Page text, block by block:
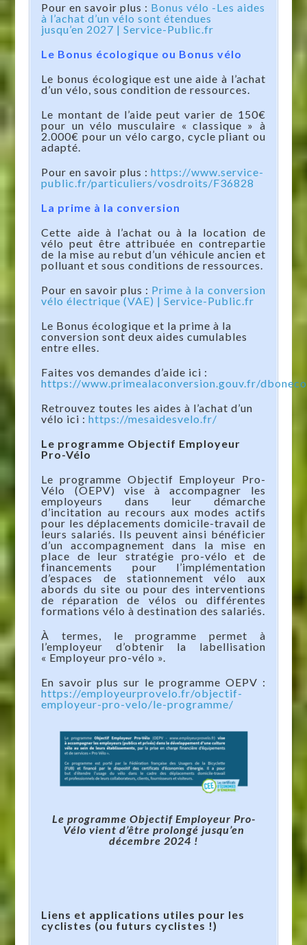
Pour en savoir plus : Bonus vélo -Les aides
à l’achat d’un vélo sont étendues
jusqu’en 2027 | Service-Public.fr
Le Bonus écologique ou Bonus vélo
Le bonus écologique est une aide à l’achat
d’un vélo, sous condition de ressources.
Le montant de l’aide peut varier de 150€
pour un vélo musculaire « classique » à
2.000€ pour un vélo cargo, cycle pliant ou
adapté.
Pour en savoir plus :https://www.service-
public.fr/particuliers/vosdroits/F36828
La prime à la conversion
Cette aide à l’achat ou à la location de
vélo peut être attribuée en contrepartie
de la mise au rebut d’un véhicule ancien et
polluant et sous conditions de ressources.
Pour en savoir plus : Prime à la conversion
vélo électrique (VAE) | Service-Public.fr
Le Bonus écologique et la prime à la
conversion sont deux aides cumulables
entre elles.
Faites vos demandes d’aide ici :
https://www.primealaconversion.gouv.fr/
Retrouvez toutes les aides à l’achat d’un
vélo ici :https://mesaidesvelo.fr/
Le programme Objectif Employeur
Pro-Vélo
Le programme Objectif Employeur Pro-
Vélo (OEPV) vise à accompagner les
employeurs dans leur démarche
d’incitation au recours aux modes actifs
pour les déplacements domicile-travail de
leurs salariés. Ils peuvent ainsi bénéficier
d’un accompagnement dans la mise en
place de leur stratégie pro-vélo et de
financements pour l’implémentation
d’espaces de stationnement vélo aux
abords du site ou pour des interventions
de réparation de vélos ou différentes
formations vélo à destination des salariés.
À termes, le programme permet à
l’employeur d’obtenir la labellisation
« Employeur pro-vélo ».
En savoir plus sur le programme OEPV :
https://employeurprovelo.fr/objectif-
employeur-pro-velo/le-programme/
Le programme Objectif Employeur Pro-
Vélo vient d’être prolongé jusqu’en
décembre 2024 !
Liens et applications utiles pour les
cyclistes (ou futurs cyclistes !)